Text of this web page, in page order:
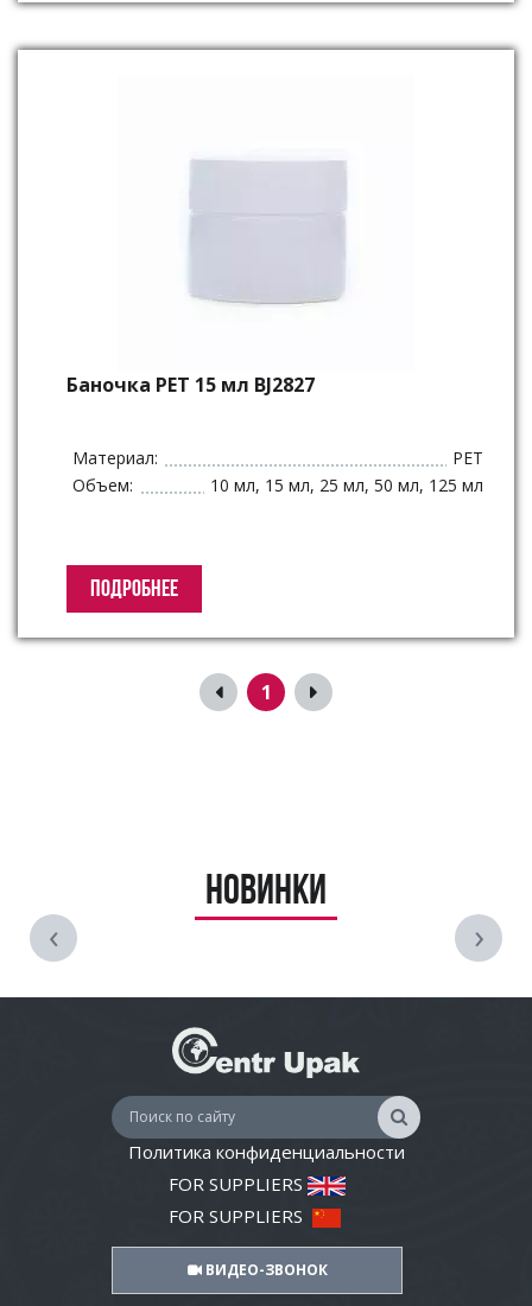
Баночка PET 15 мл BJ2827
Материал:
PET
Объем:
10 мл, 15 мл, 25 мл, 50 мл, 125 мл
ПОДРОБНЕЕ
1
Новинки
‹ ›
Политика конфиденциальности
FOR SUPPLIERS
FOR SUPPLIERS
ВИДЕО-ЗВОНОК